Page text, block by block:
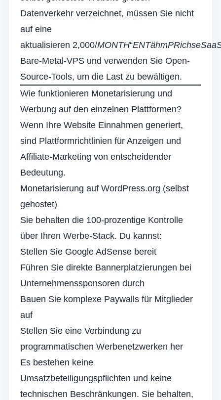
Datenverkehr verzeichnet, müssen Sie nicht
auf eine
aktualisieren 2,000/MONTH“ENTähmPRichseSaa
Bare-Metal-VPS und verwenden Sie Open-
Source-Tools, um die Last zu bewältigen.
Wie funktionieren Monetarisierung und
Werbung auf den einzelnen Plattformen?
Wenn Ihre Website Einnahmen generiert,
sind Plattformrichtlinien für Anzeigen und
Affiliate-Marketing von entscheidender
Bedeutung.
Monetarisierung auf WordPress.org (selbst
gehostet)
Sie behalten die 100-prozentige Kontrolle
über Ihren Werbe-Stack. Du kannst:
Stellen Sie Google AdSense bereit
Führen Sie direkte Bannerplatzierungen bei
Unternehmenssponsoren durch
Bauen Sie komplexe Paywalls für Mitglieder
auf
Stellen Sie eine Verbindung zu
programmatischen Werbenetzwerken her
Es bestehen keine
Umsatzbeteiligungspflichten und keine
technischen Beschränkungen. Sie behalten,